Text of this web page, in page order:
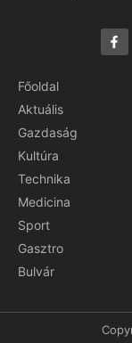
Főoldal
Aktuális
Gazdaság
Kultúra
Technika
Medicina
Sport
Gasztro
Bulvár